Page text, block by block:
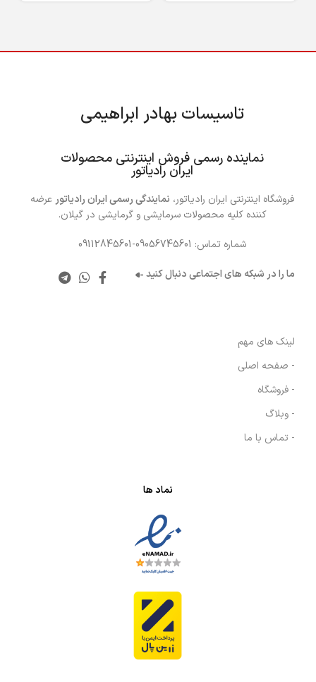
تاسیسات بهادر ابراهیمی
نماینده رسمی فروش اینترنتی محصولات
ایران رادیاتور
فروشگاه اینترنتی ایران رادیاتور، نمایندگی رسمی ایران رادیاتور عرضه
کننده کلیه محصولات سرمایشی و گرمایشی در گیلان.
شماره تماس: 09056745601-09112845601
ما را در شبکه های اجتماعی دنبال کنید
لینک های مهم
- صفحه اصلی
- فروشگاه
- وبلاگ
- تماس با ما
نماد ها